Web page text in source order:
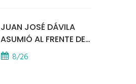
JUAN JOSÉ DÁVILA
ASUMIÓ AL FRENTE DE
LA POLICÍA COMUNAL
8/26